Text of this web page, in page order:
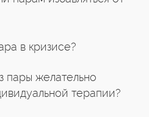
в кризисе?
пары желательно
терапии?